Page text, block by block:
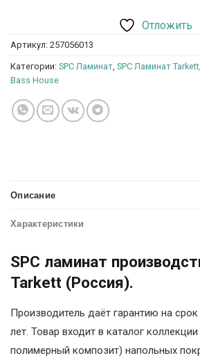
Отложить
Артикул: 257056013
Категории: SPC Ламинат SPC Ламинат Tarkett
Bass House
Описание
Характеристики
SPC ламинат
Tarkett (Россия).
Производитель даёт гарантию на
лет. Товар входит в каталог
полимерный композит) напольных